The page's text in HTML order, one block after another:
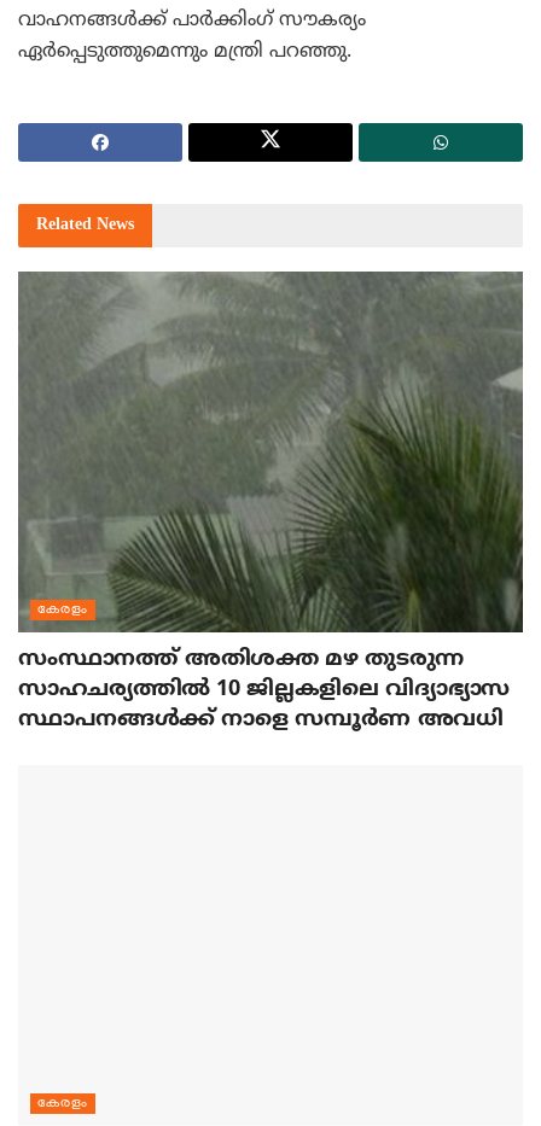
വാഹനങ്ങള്‍ക്ക് പാര്‍ക്കിംഗ് സൗകര്യം
ഏര്‍പ്പെടുത്തുമെന്നും മന്ത്രി പറഞ്ഞു.
Related News
കേരളം
സംസ്ഥാനത്ത് അതിശക്ത മഴ തുടരുന്ന
സാഹചര്യത്തിൽ 10 ജില്ലകളിലെ വിദ്യാഭ്യാസ
സ്ഥാപനങ്ങൾക്ക് നാളെ സമ്പൂർണ അവധി
കേരളം